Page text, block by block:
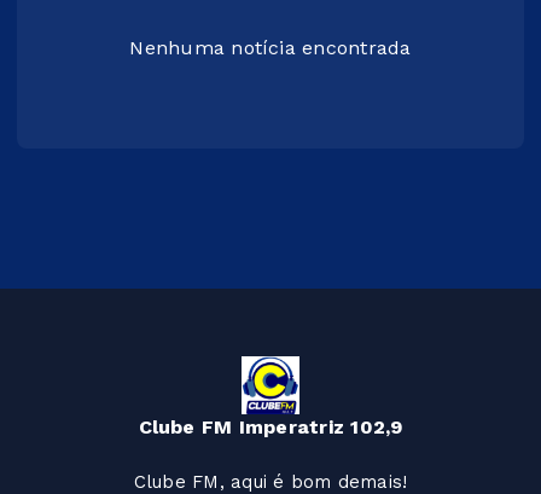
Nenhuma notícia encontrada
Clube FM Imperatriz 102,9
Clube FM, aqui é bom demais!